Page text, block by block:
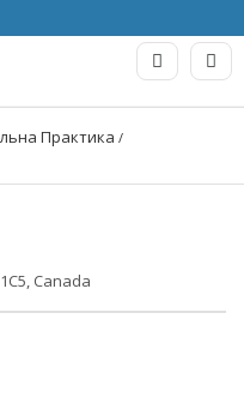
Практика
Canada